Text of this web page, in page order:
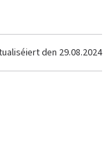
den 29.08.2024